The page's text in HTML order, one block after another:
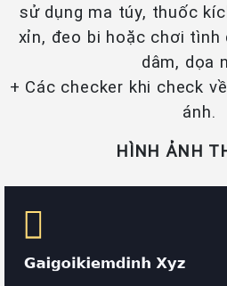
sử dụng ma túy, thuốc
xỉn, đeo bi hoặc chơi tình
dâm, dọa
+ Các checker khi check
ánh.
HÌNH ẢNH